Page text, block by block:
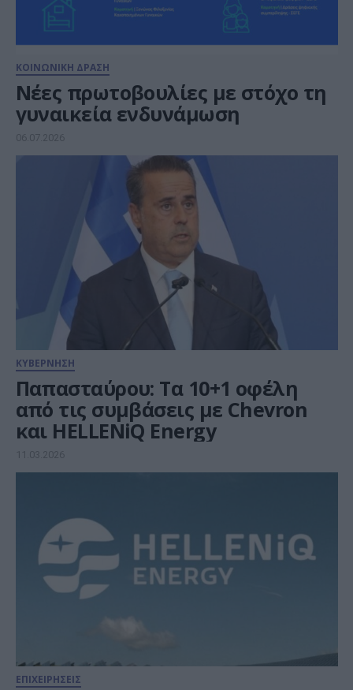
ΚΟΙΝΩΝΙΚΗ ΔΡΑΣΗ
Νέες πρωτοβουλίες με στόχο τη
γυναικεία ενδυνάμωση
06.07.2026
ΚΥΒΕΡΝΗΣΗ
Παπασταύρου: Τα 10+1 οφέλη
από τις συμβάσεις με Chevron
και HELLENiQ Energy
11.03.2026
ΕΠΙΧΕΙΡΗΣΕΙΣ